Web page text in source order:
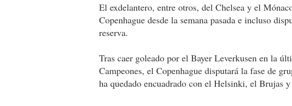
El exdelantero, entre otros, del Chelsea y el
Copenhague desde la semana pasada e incluso
reserva.
Tras caer goleado por el Bayer Leverkusen en la
Campeones, el Copenhague disputará la fase de
ha quedado encuadrado con el Helsinki, el Brujas